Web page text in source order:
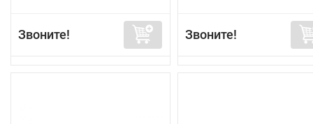
Звоните! Звоните!